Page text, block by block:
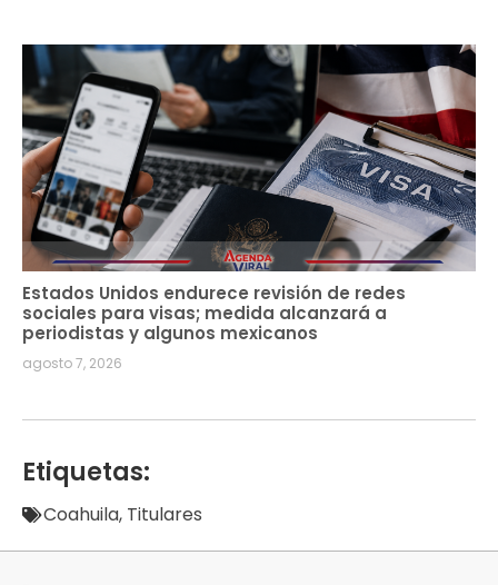
Estados Unidos endurece revisión de redes
sociales para visas; medida alcanzará a
periodistas y algunos mexicanos
agosto 7, 2026
Etiquetas:
Coahuila, Titulares